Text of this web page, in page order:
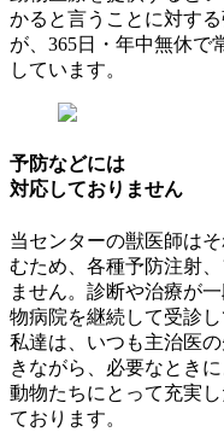
かると言うことに対す
が、365日・年中無休で
しています。
予防などには
対応しておりません
当センターの獣医師は
むため、各種予防注射
ません。診断や治療が
物病院を継続して受診
私達は、いつも主治医
きながら、必要なとき
動物たちにとって充実
ております。